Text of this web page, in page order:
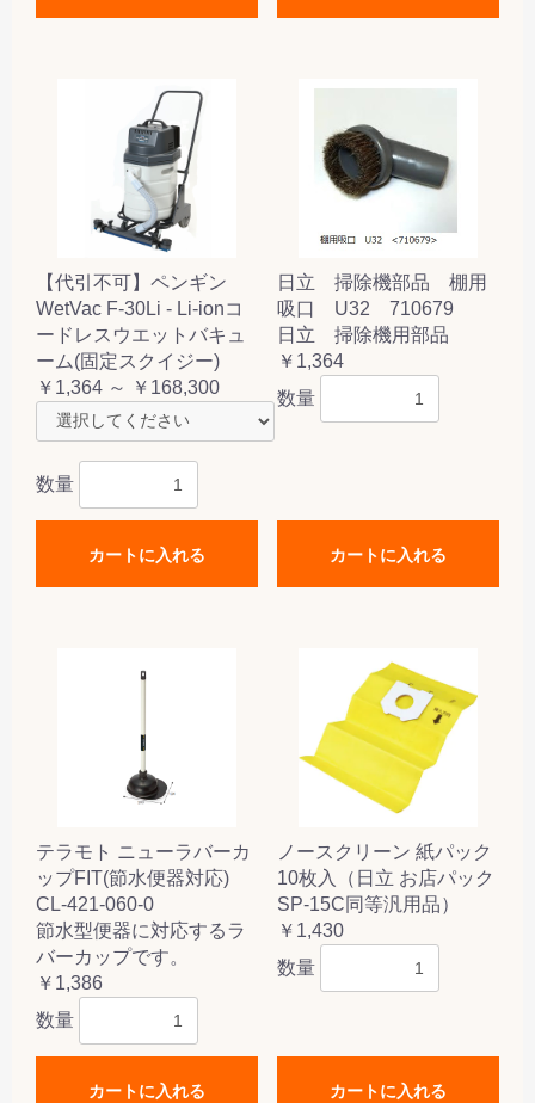
【代引不可】ペンギン
WetVac F-30Li - Li-ionコ
ードレスウエットバキュ
ーム(固定スクイジー)
￥1,364 ～ ￥168,300
数量
カートに入れる
日立 掃除機部品 棚用
吸口 U32 710679
日立 掃除機用部品
￥1,364
数量
カートに入れる
テラモト ニューラバーカ
ップFIT(節水便器対応)
CL-421-060-0
節水型便器に対応するラ
バーカップです。
￥1,386
数量
カートに入れる
ノースクリーン 紙パック
10枚入（日立 お店パック
SP-15C同等汎用品）
￥1,430
数量
カートに入れる